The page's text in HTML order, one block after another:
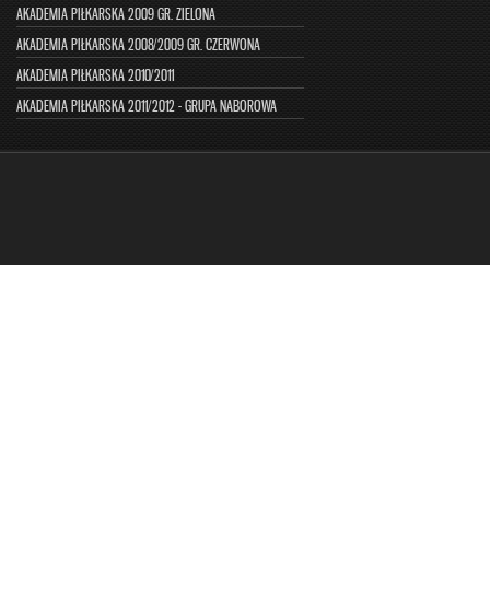
AKADEMIA PIŁKARSKA 2009 GR. ZIELONA
AKADEMIA PIŁKARSKA 2008/2009 GR. CZERWONA
AKADEMIA PIŁKARSKA 2010/2011
AKADEMIA PIŁKARSKA 2011/2012 - GRUPA NABOROWA